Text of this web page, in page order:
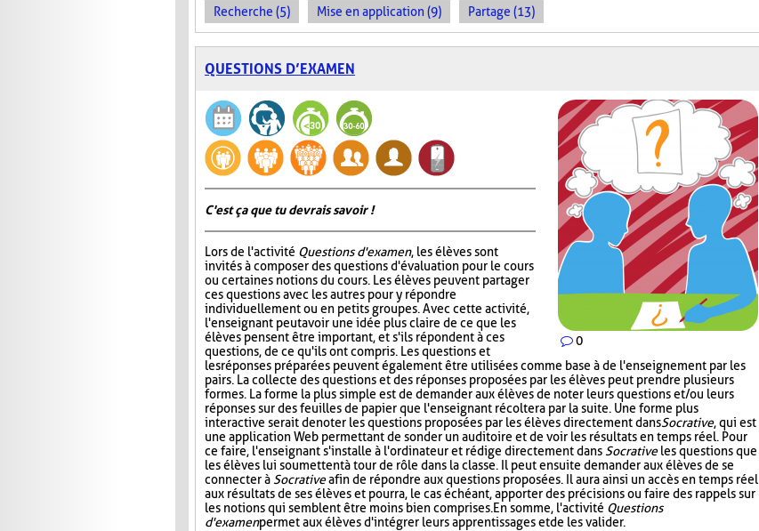
Recherche (5) Mise en application (9) Partage (13)
QUESTIONS D’EXAMEN
0
C'est ça que tu devrais savoir !
Lors de l'activité Questions d'examen, les élèves sont
invités à composer des questions d'évaluation pour le cours
ou certaines notions du cours. Les élèves peuvent partager
ces questions avec les autres pour y répondre
individuellement ou en petits groupes. Avec cette activité,
l'enseignant peut avoir une idée plus claire de ce que les
élèves pensent être important, et s'ils répondent à ces
questions, de ce qu'ils ont compris. Les questions et
les réponses préparées peuvent également être utilisées comme base à de l'enseignement par les
pairs. La collecte des questions et des réponses proposées par les élèves peut prendre plusieurs
formes. La forme la plus simple est de demander aux élèves de noter leurs questions et/ou leurs
réponses sur des feuilles de papier que l'enseignant récoltera par la suite. Une forme plus
interactive serait de noter les questions proposées par les élèves directement dansSocrative, qui est
une application Web permettant de sonder un auditoire et de voir les résultats en temps réel. Pour
ce faire, l'enseignant s'installe à l'ordinateur et rédige directement dansSocrativeles questions que
les élèves lui soumettent à tour de rôle dans la classe. Il peut ensuite demander aux élèves de se
connecter àSocrativeafin de répondre aux questions proposées. Il aura ainsi un accès en temps réel
aux résultats de ses élèves et pourra, le cas échéant, apporter des précisions ou faire des rappels sur
les notions qui semblent être moins bien comprises. En somme, l'activité Questions
d'examenpermet aux élèves d'intégrer leurs apprentissages et de les valider.